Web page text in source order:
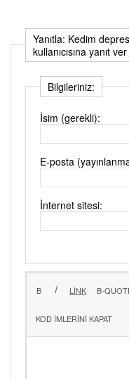
Yanıtla: Kedim
kullanıcısına yanıt ver
Bilgileriniz:
İsim (gerekli):
E-posta
İnternet sitesi: